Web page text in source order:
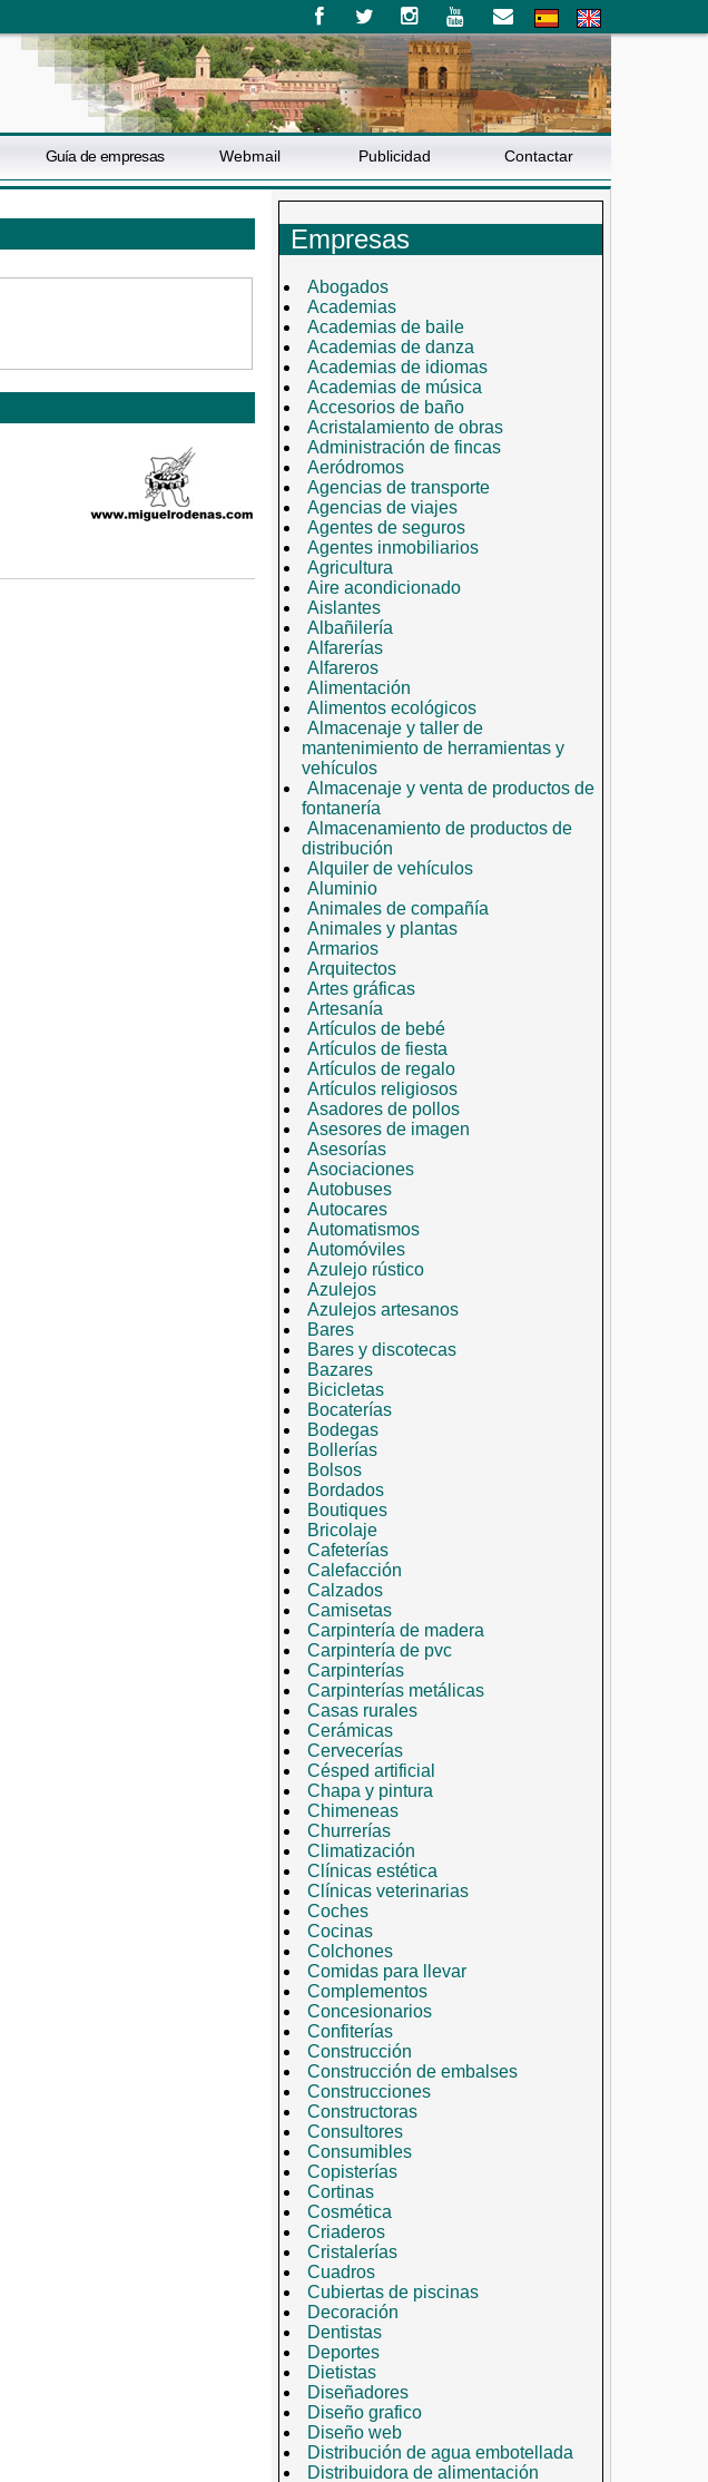
Guía de empresas Webmail Publicidad Contactar
Empresas
Abogados
Academias
Academias de baile
Academias de danza
Academias de idiomas
Academias de música
Accesorios de baño
Acristalamiento de obras
Administración de fincas
Aeródromos
Agencias de transporte
Agencias de viajes
Agentes de seguros
Agentes inmobiliarios
Agricultura
Aire acondicionado
Aislantes
Albañilería
Alfarerías
Alfareros
Alimentación
Alimentos ecológicos
Almacenaje y taller de
mantenimiento de herramientas y
vehículos
Almacenaje y venta de productos de
fontanería
Almacenamiento de productos de
distribución
Alquiler de vehículos
Aluminio
Animales de compañía
Animales y plantas
Armarios
Arquitectos
Artes gráficas
Artesanía
Artículos de bebé
Artículos de fiesta
Artículos de regalo
Artículos religiosos
Asadores de pollos
Asesores de imagen
Asesorías
Asociaciones
Autobuses
Autocares
Automatismos
Automóviles
Azulejo rústico
Azulejos
Azulejos artesanos
Bares
Bares y discotecas
Bazares
Bicicletas
Bocaterías
Bodegas
Bollerías
Bolsos
Bordados
Boutiques
Bricolaje
Cafeterías
Calefacción
Calzados
Camisetas
Carpintería de madera
Carpintería de pvc
Carpinterías
Carpinterías metálicas
Casas rurales
Cerámicas
Cervecerías
Césped artificial
Chapa y pintura
Chimeneas
Churrerías
Climatización
Clínicas estética
Clínicas veterinarias
Coches
Cocinas
Colchones
Comidas para llevar
Complementos
Concesionarios
Confiterías
Construcción
Construcción de embalses
Construcciones
Constructoras
Consultores
Consumibles
Copisterías
Cortinas
Cosmética
Criaderos
Cristalerías
Cuadros
Cubiertas de piscinas
Decoración
Dentistas
Deportes
Dietistas
Diseñadores
Diseño grafico
Diseño web
Distribución de agua embotellada
Distribuidora de alimentación